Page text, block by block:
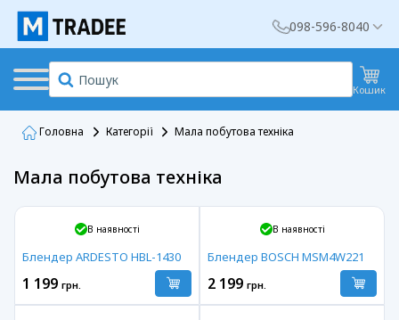
098-596-8040
Кошик
Головна Категорії Мала побутова техніка
Мала побутова техніка
В наявності
Блендер ARDESTO HBL-1430
1 199 грн.
Вибір MtradeeВ наявності
Блендер BOSCH MSM4W221
2 199 грн.